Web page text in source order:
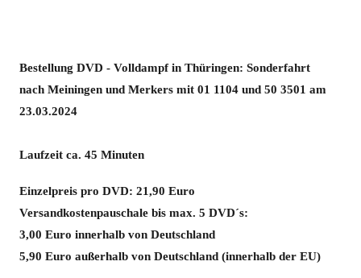
Bestellung DVD - Volldampf in Thüringen: Sonderfahrt
nach Meiningen und Merkers mit 01 1104 und 50 3501 am
23.03.2024
Laufzeit ca. 45 Minuten
Einzelpreis pro DVD: 21,90 Euro
Versandkostenpauschale bis max. 5 DVD´s:
3,00 Euro innerhalb von Deutschland
5,90 Euro außerhalb von Deutschland (innerhalb der EU)